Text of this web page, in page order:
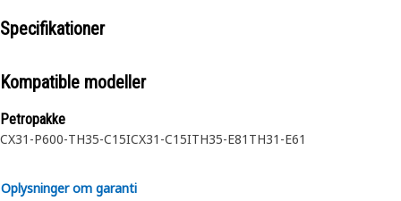
Specifikationer
Kompatible modeller
Petropakke
CX31-P600-TH35-C15ICX31-C15ITH35-E81 TH31-E61
Oplysninger om garanti